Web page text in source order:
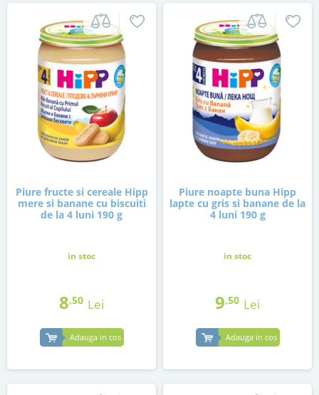
Piure fructe si cereale Hipp
mere si banane cu biscuiti
de la 4 luni 190 g
in stoc
8,50 Lei
Adauga in cos
Piure noapte buna Hipp
lapte cu gris si banane de la
4 luni 190 g
in stoc
9,50 Lei
Adauga in cos